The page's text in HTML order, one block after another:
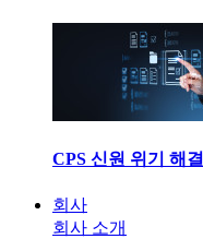
CPS 신원 위기 해결
회사
회사 소개